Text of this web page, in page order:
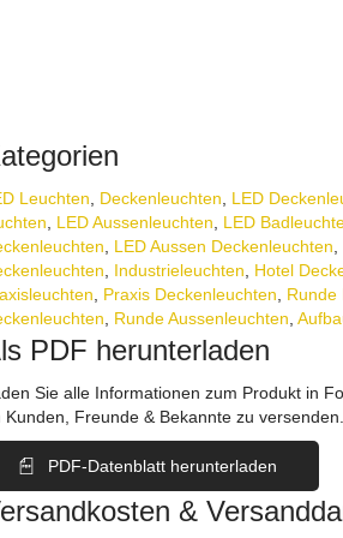
Leuchten, Decken­leuchten, LED
, LED Aussenleuchten, LED
, LED Aussen Deckenleuchten,
, Industrie­leuchten, Hotel
, Praxis Deckenleuchten, Runde
, Runde Aussenleuchten,
PDF herunterladen
Sie alle Informationen zum Produkt in
Kunden, Freunde & Bekannte zu versenden.
PDF-Datenblatt herunterladen
&